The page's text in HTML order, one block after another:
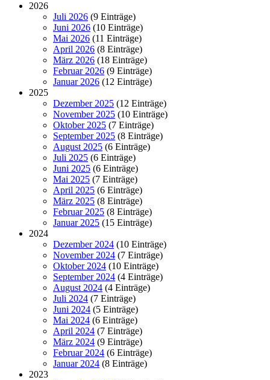
2026
Juli 2026 (9 Einträge)
Juni 2026 (10 Einträge)
Mai 2026 (11 Einträge)
April 2026 (8 Einträge)
März 2026 (18 Einträge)
Februar 2026 (9 Einträge)
Januar 2026 (12 Einträge)
2025
Dezember 2025 (12 Einträge)
November 2025 (10 Einträge)
Oktober 2025 (7 Einträge)
September 2025 (8 Einträge)
August 2025 (6 Einträge)
Juli 2025 (6 Einträge)
Juni 2025 (6 Einträge)
Mai 2025 (7 Einträge)
April 2025 (6 Einträge)
März 2025 (8 Einträge)
Februar 2025 (8 Einträge)
Januar 2025 (15 Einträge)
2024
Dezember 2024 (10 Einträge)
November 2024 (7 Einträge)
Oktober 2024 (10 Einträge)
September 2024 (4 Einträge)
August 2024 (4 Einträge)
Juli 2024 (7 Einträge)
Juni 2024 (5 Einträge)
Mai 2024 (6 Einträge)
April 2024 (7 Einträge)
März 2024 (9 Einträge)
Februar 2024 (6 Einträge)
Januar 2024 (8 Einträge)
2023